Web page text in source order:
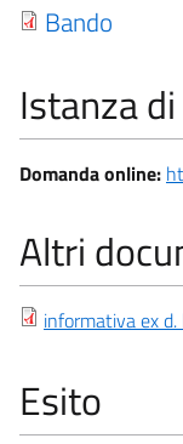
Bando
Istanza
Domanda online:
Altri
informativa ex
Esito